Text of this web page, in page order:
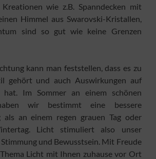
wie z.B. Spanndecken mit
Himmel aus Swarovski-Kristallen,
sind so gut wie keine Grenzen
kann man feststellen, dass es zu
gehört und auch Auswirkungen auf
hat. Im Sommer an einem schönen
wir bestimmt eine bessere
als an einem regen grauen Tag oder
Licht stimuliert also unser
und Bewusstsein. Mit Freude
Licht mit Ihnen zuhause vor Ort